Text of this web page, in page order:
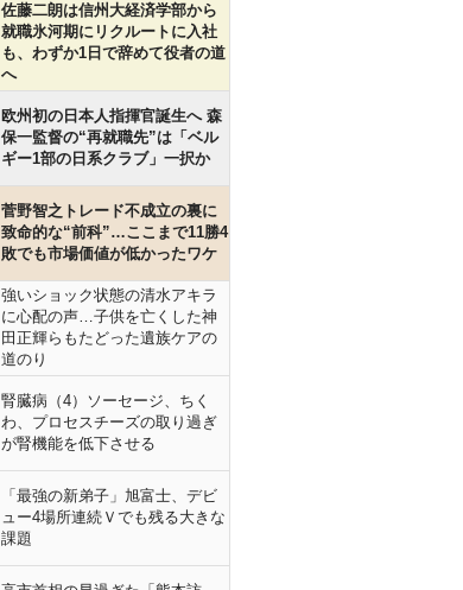
佐藤二朗は信州大経済学部から
就職氷河期にリクルートに入社
も、わずか1日で辞めて役者の道
へ
欧州初の日本人指揮官誕生へ 森
保一監督の“再就職先”は「ベル
ギー1部の日系クラブ」一択か
菅野智之トレード不成立の裏に
致命的な“前科”…ここまで11勝4
敗でも市場価値が低かったワケ
強いショック状態の清水アキラ
に心配の声…子供を亡くした神
田正輝らもたどった遺族ケアの
道のり
腎臓病（4）ソーセージ、ちく
わ、プロセスチーズの取り過ぎ
が腎機能を低下させる
「最強の新弟子」旭富士、デビ
ュー4場所連続Ｖでも残る大きな
課題